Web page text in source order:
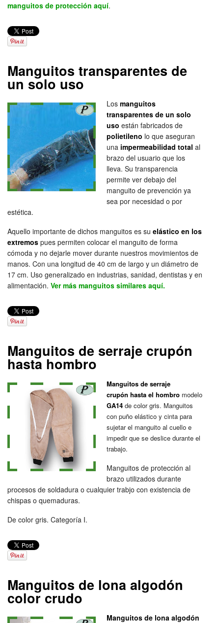
manguitos de protección aquí.
Manguitos transparentes de
un solo uso
Los manguitos
transparentes de un solo
uso están fabricados de
polietileno lo que aseguran
una impermeabilidad total al
brazo del usuario que los
lleva. Su transparencia
permite ver debajo del
manguito de prevención ya
sea por necesidad o por
estética.
Aquello importante de dichos manguitos es su elástico en los
extremos pues permiten colocar el manguito de forma
cómoda y no dejarle mover durante nuestros movimientos de
manos. Con una longitud de 40 cm de largo y un diámetro de
17 cm. Uso generalizado en industrias, sanidad, dentistas y en
alimentación. Ver más manguitos similares aquí.
Manguitos de serraje crupón
hasta hombro
Manguitos de serraje
crupón hasta el hombro modelo
GA14 de color gris. Manguitos
con puño elástico y cinta para
sujetar el manguito al cuello e
impedir que se deslice durante el
trabajo.
Manguitos de protección al
brazo utilizados durante
procesos de soldadura o cualquier trabjo con existencia de
chispas o quemaduras.
De color gris. Categoría I.
Manguitos de lona algodón
color crudo
Manguitos de lona algodón